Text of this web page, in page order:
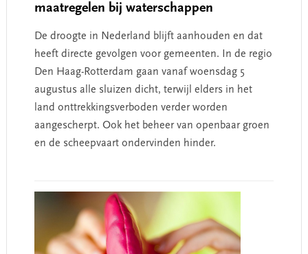
maatregelen bij waterschappen
De droogte in Nederland blijft aanhouden en dat
heeft directe gevolgen voor gemeenten. In de regio
Den Haag-Rotterdam gaan vanaf woensdag 5
augustus alle sluizen dicht, terwijl elders in het
land onttrekkingsverboden verder worden
aangescherpt. Ook het beheer van openbaar groen
en de scheepvaart ondervinden hinder.